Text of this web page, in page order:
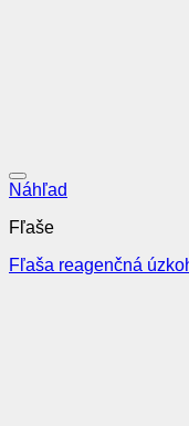
Náhľad
Fľaše
Fľaša reagenčná